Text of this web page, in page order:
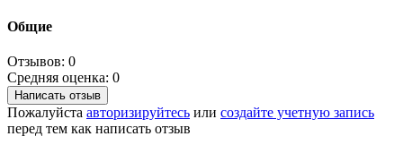
Общие
Отзывов: 0
Средняя оценка: 0
Написать отзыв
Пожалуйста авторизируйтесь или создайте учетную запись
перед тем как написать отзыв